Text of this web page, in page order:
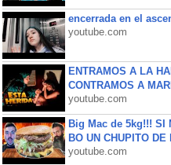
encerrada en el
youtube.com
ENTRAMOS A LA
CONTRAMOS A
youtube.com
Big Mac de 5kg!!! SI
BO UN CHUPITO DE
youtube.com